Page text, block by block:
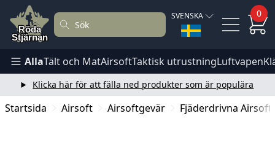
SVENSKA 0
AllaTält och MatAirsoftTaktisk utrustningLuftvapen
Klicka här för att fälla ned produkter som är populära
Startsida Airsoft Airsoftgevär Fjäderdrivna